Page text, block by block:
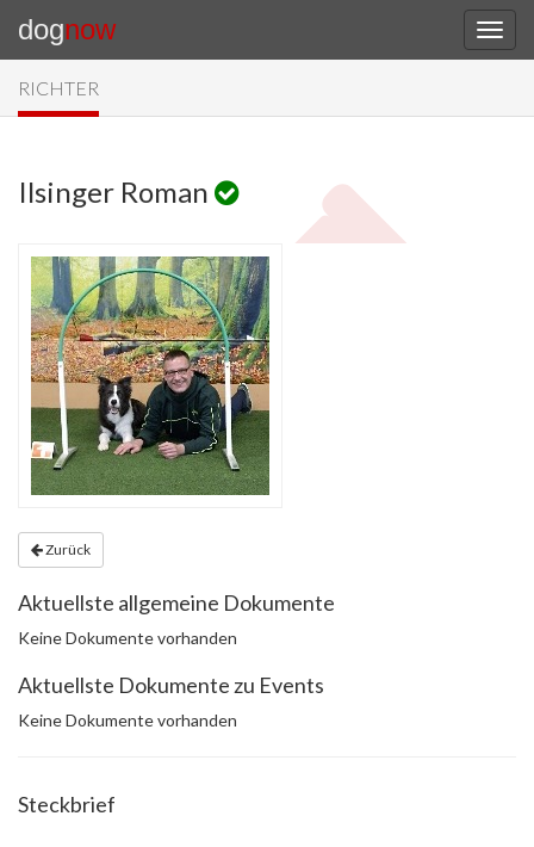
dognow
RICHTER
Ilsinger Roman
Zurück
Aktuellste allgemeine Dokumente
Keine Dokumente vorhanden
Aktuellste Dokumente zu Events
Keine Dokumente vorhanden
Steckbrief